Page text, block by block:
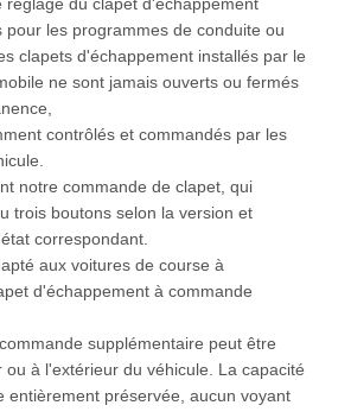
pour les programmes de conduite ou
clapets d'échappement installés par le
ne sont jamais ouverts ou fermés
contrôlés et commandés par les
notre commande de clapet, qui
trois boutons selon la version et
correspondant.
aux voitures de course à
d'échappement à commande
supplémentaire peut être
ou à l'extérieur du véhicule. La capacité
entièrement préservée, aucun voyant